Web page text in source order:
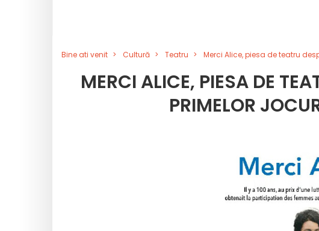
Bine ati venit Cultură Teatru Merci Alice, piesa de teatru
MERCI ALICE, PIESA DE
PRIMELOR